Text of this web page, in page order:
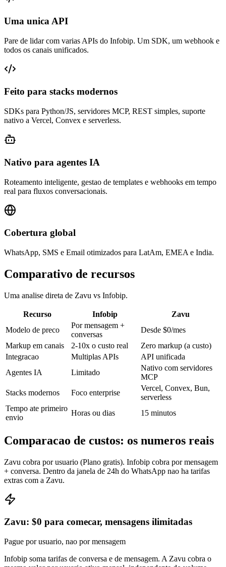
Uma unica API
Pare de lidar com varias APIs do Infobip. Um SDK, um webhook e
todos os canais unificados.
Feito para stacks modernos
SDKs para Python/JS, servidores MCP, REST simples, suporte
nativo a Vercel, Convex e serverless.
Nativo para agentes IA
Roteamento inteligente, gestao de templates e webhooks em tempo
real para fluxos conversacionais.
Cobertura global
WhatsApp, SMS e Email otimizados para LatAm, EMEA e India.
Comparativo de recursos
Uma analise direta de Zavu vs Infobip.
Recurso Infobip
Zavu
Modelo de preco
Por mensagem +
conversas
Desde $0/mes
Markup em canais
2-10x o custo real
Zero markup (a custo)
Integracao
Multiplas APIs
API unificada
Agentes IA
Limitado
Nativo com servidores
MCP
Stacks modernos
Foco enterprise
Vercel, Convex, Bun,
serverless
Tempo ate primeiro
envio
Horas ou dias 15 minutos
Comparacao de custos: os numeros reais
Zavu cobra por usuario (Plano gratis). Infobip cobra por mensagem
+ conversa. Dentro da janela de 24h do WhatsApp nao ha tarifas
extras com a Zavu.
Zavu: $0 para comecar, mensagens ilimitadas
Pague por usuario, nao por mensagem
Infobip soma tarifas de conversa e de mensagem. A Zavu cobra o